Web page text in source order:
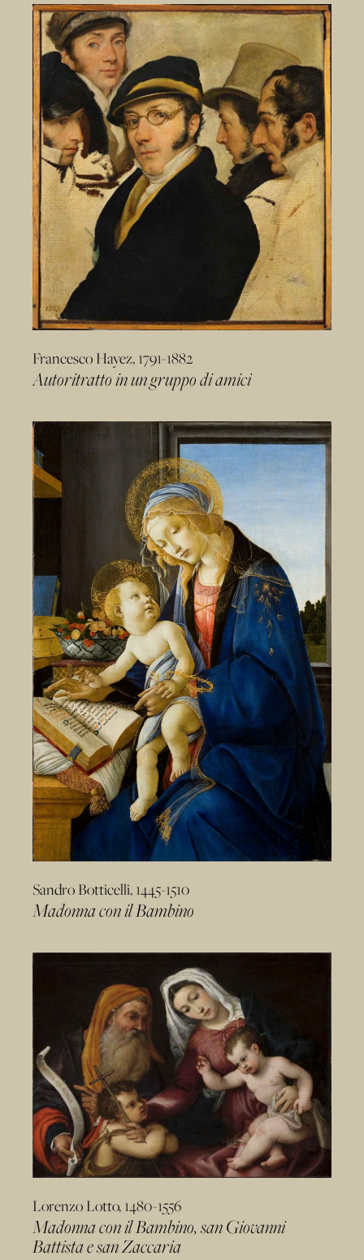
Francesco Hayez, 1791-1882
Autoritratto in un gruppo di amici
Sandro Botticelli, 1445-1510
Madonna con il Bambino
Lorenzo Lotto, 1480-1556
Madonna con il Bambino, san Giovanni
Battista e san Zaccaria